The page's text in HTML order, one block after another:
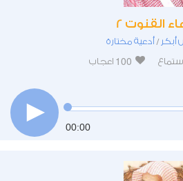
القنوت 2
أبكر /أدعية مختارة
100 اعجاب
00:00